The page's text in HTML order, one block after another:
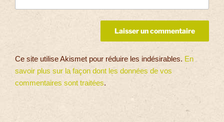
Ce site utilise Akismet pour réduire les indésirables. En
savoir plus sur la façon dont les données de vos
commentaires sont traitées.